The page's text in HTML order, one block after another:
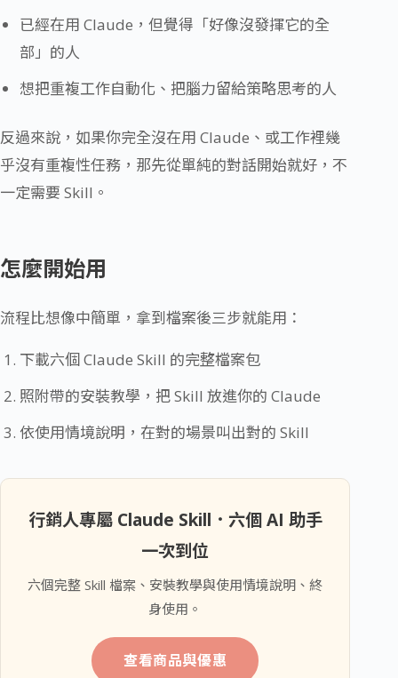
已經在用 Claude，但覺得「好像沒發揮它的全
部」的人
想把重複工作自動化、把腦力留給策略思考的人
反過來說，如果你完全沒在用 Claude、或工作裡幾
乎沒有重複性任務，那先從單純的對話開始就好，不
一定需要 Skill。
怎麼開始用
流程比想像中簡單，拿到檔案後三步就能用：
下載六個 Claude Skill 的完整檔案包
照附帶的安裝教學，把 Skill 放進你的 Claude
依使用情境說明，在對的場景叫出對的 Skill
行銷人專屬 Claude Skill．六個 AI 助手
一次到位
六個完整 Skill 檔案、安裝教學與使用情境說明、終
身使用。
查看商品與優惠